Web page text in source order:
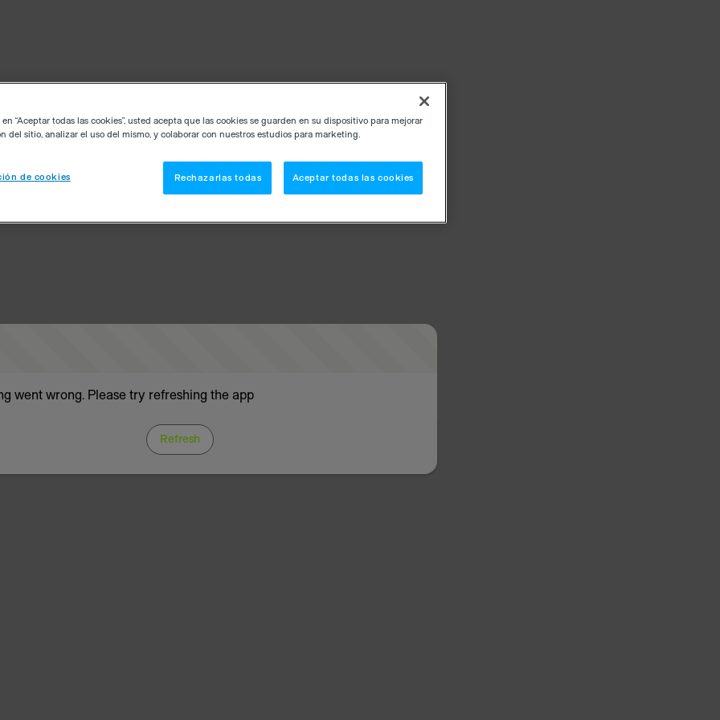
went wrong. Please try refreshing the app
Refresh
“Aceptar todas las cookies”, usted acepta que las cookies se guarden en su dispositivo para mejorar
del sitio, analizar el uso del mismo, y colaborar con nuestros estudios para marketing.
de cookies Rechazarlas todas Aceptar todas las cookies